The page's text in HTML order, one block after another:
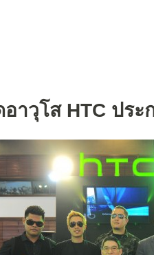
าวุโส HTC ปร